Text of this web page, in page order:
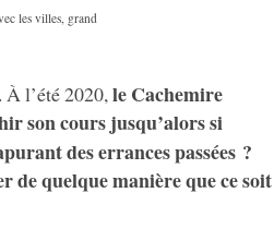
les villes, grand
À l’été 2020,le Cachemire
son cours jusqu’alors si
des errances passées ?
de quelque manière que ce soit